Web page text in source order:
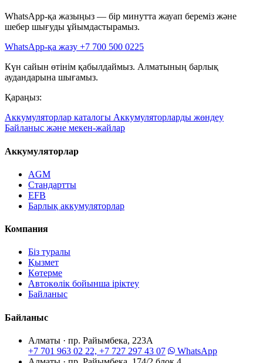
WhatsApp-қа жазыңыз — бір минутта жауап береміз және
шебер шығуды ұйымдастырамыз.
WhatsApp-қа жазу +7 700 500 0225
Күн сайын өтінім қабылдаймыз. Алматының барлық
аудандарына шығамыз.
Қараңыз:
Аккумуляторлар каталогы Аккумуляторларды жөндеу
Байланыс және мекен-жайлар
Аккумуляторлар
AGM
Стандартты
EFB
Барлық аккумуляторлар
Компания
Біз туралы
Қызмет
Көтерме
Автокөлік бойынша іріктеу
Байланыс
Байланыс
Алматы · пр. Райымбека, 223А
+7 701 963 02 22, +7 727 297 43 07
WhatsApp